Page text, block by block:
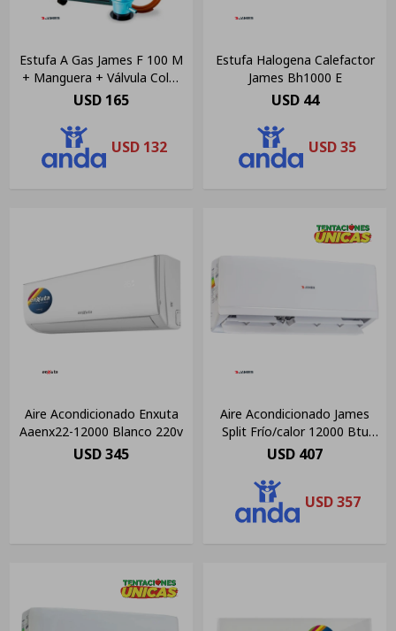
Estufa A Gas James F 100 M
+ Manguera + Válvula Color
Gris
USD 165
USD 132
Estufa Halogena Calefactor
James Bh1000 E
USD 44
USD35
Aire Acondicionado Enxuta
Aaenx22-12000 Blanco 220v
USD345
Aire Acondicionado James
Split Frío/calor 12000 Btu
Blanco
USD 407
USD 357